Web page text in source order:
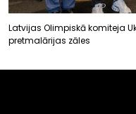
Latvijas Olimpiskā komiteja
pretmalārijas zāles